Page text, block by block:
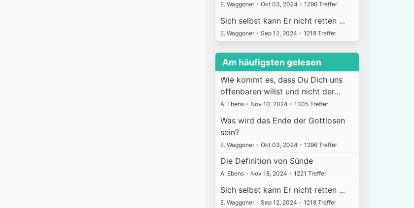
E. Waggoner • Okt 03, 2024 • 1296 Treffer
Sich selbst kann Er nicht retten ...
E. Waggoner • Sep 12, 2024 • 1218 Treffer
Am häufigsten gelesen
Wie kommt es, dass Du Dich uns
offenbaren willst und nicht der…
A. Ebens • Nov 10, 2024 • 1305 Treffer
Was wird das Ende der Gottlosen
sein?
E. Waggoner • Okt 03, 2024 • 1296 Treffer
Die Definition von Sünde
A. Ebens • Nov 18, 2024 • 1221 Treffer
Sich selbst kann Er nicht retten ...
E. Waggoner • Sep 12, 2024 • 1218 Treffer